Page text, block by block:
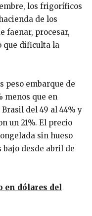
los frigoríficos
de los
faenar, procesar,
que dificulta la
peso embarque de
menos que en
del 49 al 44% y
un 21%. El precio
sin hueso
bajo desde abril de
en dólares del